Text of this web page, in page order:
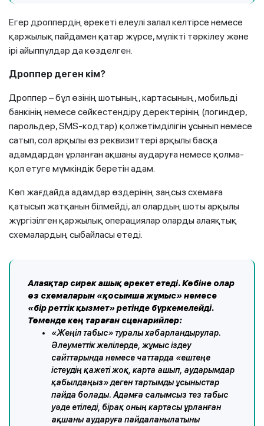
Егер дроппердің әрекеті елеулі залал келтірсе немесе
қаржылық пайдамен қатар жүрсе, мүлікті тәркілеу және
ірі айыппұлдар да көзделген.
Дроппер деген кім?
Дроппер – бұл өзінің шотының, картасының, мобильді
банкінің немесе сәйкестендіру деректерінің (логиндер,
парольдер, SMS-кодтар) қолжетімділігін ұсынып немесе
сатып, сол арқылы өз реквизиттері арқылы басқа
адамдардан ұрланған ақшаны аударуға немесе қолма-
қол етуге мүмкіндік беретін адам.
Көп жағдайда адамдар өздерінің заңсыз схемаға
қатысып жатқанын білмейді, ал олардың шоты арқылы
жүргізілген қаржылық операциялар оларды алаяқтық
схемалардың сыбайласы етеді.
Алаяқтар сирек ашық әрекет етеді. Көбіне олар
өз схемаларын «қосымша жұмыс» немесе
«бір реттік қызмет» ретінде бүркемелейді.
Төменде кең тараған сценарийлер:
«Жеңіл табыс» туралы хабарландырулар.
Әлеуметтік желілерде, жұмыс іздеу
сайттарында немесе чаттарда «ештеңе
істеудің қажеті жоқ, карта ашып, аударымдар
қабылдаңыз» деген тартымды ұсыныстар
пайда болады. Адамға салымсыз тез табыс
уәде етіледі, бірақ оның картасы ұрланған
ақшаны аударуға пайдаланылатыны